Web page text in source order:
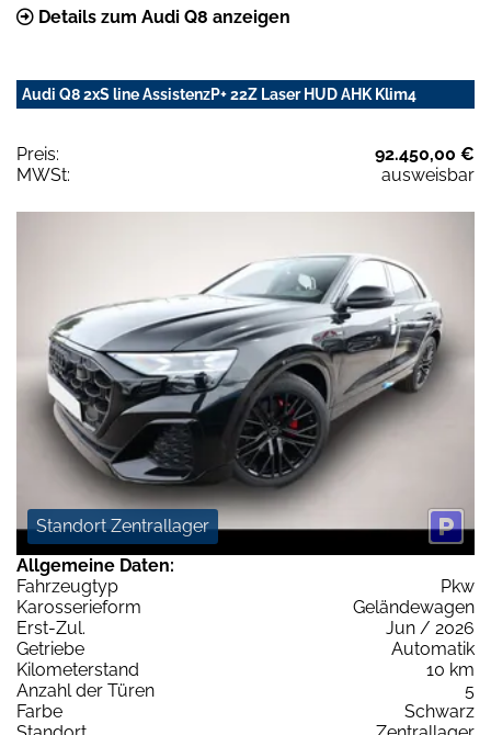
Details zum Audi Q8 anzeigen
Audi Q8 2xS line AssistenzP+ 22Z Laser HUD AHK Klim4
Preis:
92.450,00 €
MWSt:
ausweisbar
Standort Zentrallager
Allgemeine Daten:
Fahrzeugtyp
Pkw
Karosserieform
Geländewagen
Erst-Zul.
Jun / 2026
Getriebe
Automatik
Kilometerstand
10 km
Anzahl der Türen
5
Farbe
Schwarz